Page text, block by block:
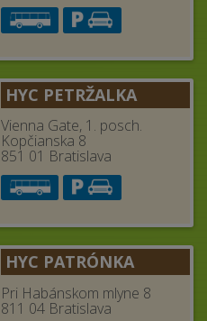
HYC PETRŽALKA
Vienna Gate, 1. posch.
Kopčianska 8
851 01 Bratislava
HYC PATRÓNKA
Pri Habánskom mlyne 8
811 04 Bratislava